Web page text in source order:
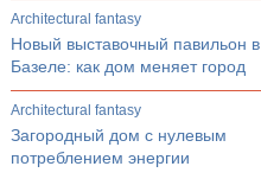
architectural fantasy
Новый выставочный павильон в
Базеле: как дом меняет город
architectural fantasy
Загородный дом с нулевым
потреблением энергии